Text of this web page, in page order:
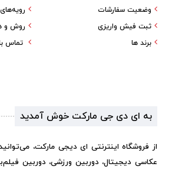
رویه‌های
روش و
تماس
وضعیت سفارشات
ثبت فیش واریزی
برند ها
به ای دی جی مارکت خوش آمدید
از فروشگاه اینترنتی ای دیجی مارکت،
عکاسی دیجیتال، دوربین ورزشی، دوربین